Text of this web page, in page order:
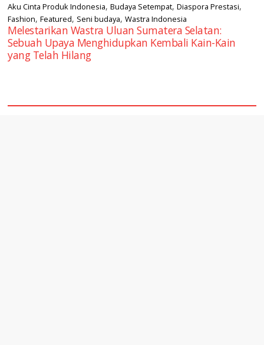
Aku Cinta Produk Indonesia,Budaya Setempat,Diaspora Prestasi,
Fashion,Featured, Seni budaya,Wastra Indonesia
Melestarikan Wastra Uluan Sumatera Selatan:
Sebuah Upaya Menghidupkan Kembali Kain-Kain
yang Telah Hilang